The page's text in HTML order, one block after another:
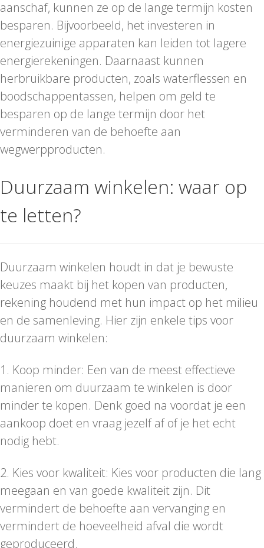
aanschaf, kunnen ze op de lange termijn kosten
besparen. Bijvoorbeeld, het investeren in
energiezuinige apparaten kan leiden tot lagere
energierekeningen. Daarnaast kunnen
herbruikbare producten, zoals waterflessen en
boodschappentassen, helpen om geld te
besparen op de lange termijn door het
verminderen van de behoefte aan
wegwerpproducten.
Duurzaam winkelen: waar op
te letten?
Duurzaam winkelen houdt in dat je bewuste
keuzes maakt bij het kopen van producten,
rekening houdend met hun impact op het milieu
en de samenleving. Hier zijn enkele tips voor
duurzaam winkelen:
1. Koop minder: Een van de meest effectieve
manieren om duurzaam te winkelen is door
minder te kopen. Denk goed na voordat je een
aankoop doet en vraag jezelf af of je het echt
nodig hebt.
2. Kies voor kwaliteit: Kies voor producten die lang
meegaan en van goede kwaliteit zijn. Dit
vermindert de behoefte aan vervanging en
vermindert de hoeveelheid afval die wordt
geproduceerd.